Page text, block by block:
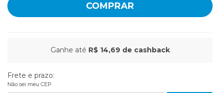
COMPRAR
Ganhe até R$ 14,69 de cashback
Frete e prazo:
Não sei meu CEP